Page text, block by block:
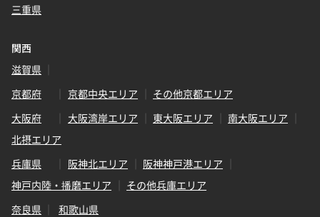
三重県
関西
滋賀県
京都府
京都中央エリア
その他京都エリア
大阪府
大阪湾岸エリア 東大阪エリア
南大阪エリア
北摂エリア
兵庫県
阪神北エリア
阪神神戸港エリア
神戸内陸・播磨エリア
その他兵庫エリア
奈良県
和歌山県